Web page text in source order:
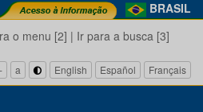
BRASIL
o menu [2] | Ir para a busca [3]
a English Español Français